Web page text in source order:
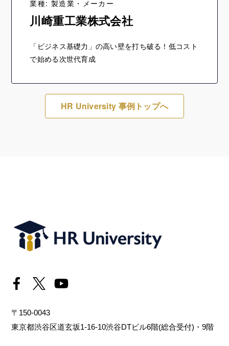
業種: 製造業・メーカー
川崎重工業株式会社
「ビジネス基礎力」の高い壁を打ち破る！低コスト
で始める次世代育成
HR University 事例トップへ
〒150-0043
東京都渋谷区道玄坂1-16-10渋谷DTビル6階(総合受付)・9階